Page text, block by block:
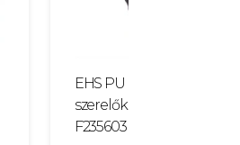
EHS PU mártott
szerelőkesztyű fekete 8
F235603